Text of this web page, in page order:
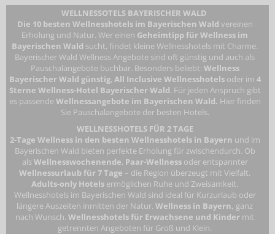
WELLNESSOTELS BAYERISCHER WALD
Die 10 besten Wellnesshotels im Bayerischen Wald vereinen
Erholung und Natur. Wer einen Geheimtipp für Wellness im
Bayerischen Wald sucht, findet kleine Wellnesshotels mit Charme.
Bayerischer Wald Wellness Angebote sind oft günstig und auch als
Pauschalangebote buchbar. Besonders beliebt: Wellness
Bayerischer Wald günstig, All Inclusive Wellnesshotels oder im 4
Sterne Wellness-Hotel Bayerischer Wald. Für jeden Anspruch gibt
es passendeWellnessangebote im Bayerischen Wald. Hier finden
Sie Pauschalangebote der besten Hotels.
WELLNESSHOTELS FÜR 2 TAGE
2-Tage Wellness in den besten Wellnesshotels in Bayern und im
Bayerischen Wald bieten perfekte Erholung für zwischendurch. Ob
als Wellnesswochenende, Paar-Wellness oder entspannter
Wellnessurlaub für 7 Tage – die Region überzeugt mit Vielfalt.
Adults-only Hotels ermöglichen Ruhe und Zweisamkeit.
Wellnesshotels im Bayerischen Wald sind ideal für Kurzurlaub oder
längere Auszeiten inmitten der Natur.Wellness in Bayern, ganz
nach Wunsch.Wellnesshotels für Erwachsene und Kinder mit
getrennten Angeboten für Groß und Klein.